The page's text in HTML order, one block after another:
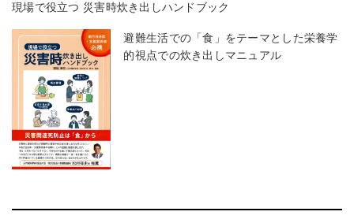
現場で役立つ 災害時炊き出しハンドブック
避難生活での「食」をテーマとした栄養学
的視点での炊き出しマニュアル